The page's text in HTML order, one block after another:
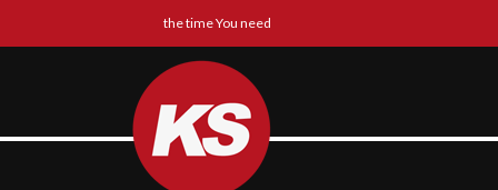
the time You need